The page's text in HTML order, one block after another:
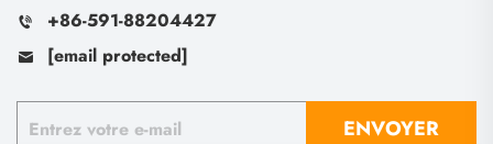
+86-591-88204427
[email protected]
ENVOYER